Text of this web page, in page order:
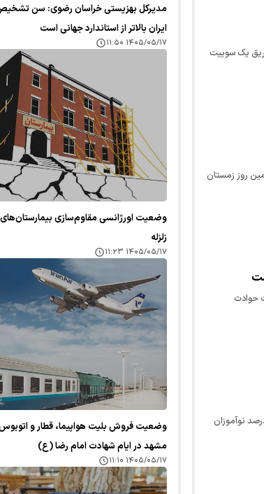
یک سوییت
روز زمستان
نیشابور گفت: ۳۰ هزار و ۶۶۸ ماموریت حوادث
و پرورش استثنایی خراسان رضوی گفت: تاکنون ۴۲ هزار و ۳۰۰ نفر معادل ۳۷ درصد نوآموزان
مدیرکل بهزیستی خراسان رضوی: سن
ایران بالاتر از استاندارد جهانی است
۱۴۰۵/۰۵/۱۷ ۱۱:۵۰
وضعیت اورژانسی مقاوم‌سازی بیمارستان‌های
زلزله
۱۴۰۵/۰۵/۱۷ ۱۱:۲۳
وضعیت فروش بلیت هواپیما، قطار و
مشهد در ایام شهادت امام رضا (ع)
۱۴۰۵/۰۵/۱۷ ۱۱:۱۰